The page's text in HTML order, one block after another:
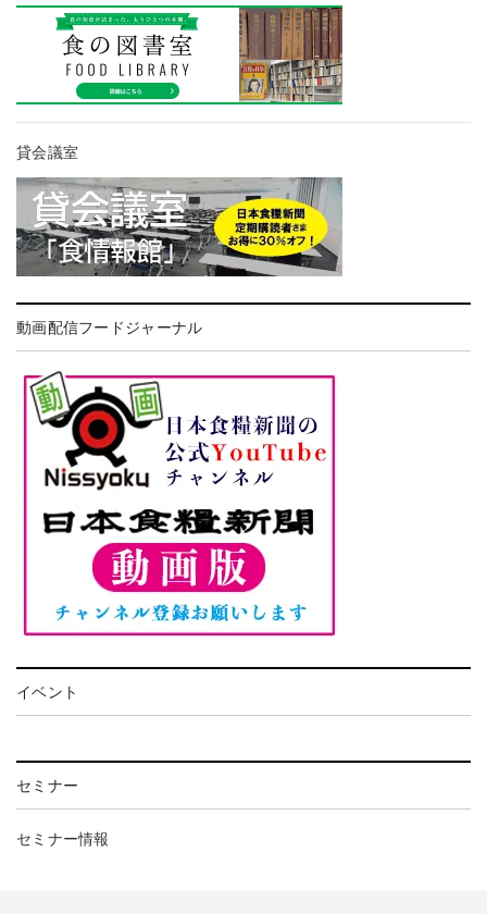
貸会議室
動画配信フードジャーナル
イベント
セミナー
セミナー情報